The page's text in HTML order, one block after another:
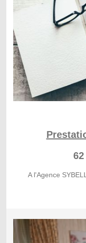
A l'Agence